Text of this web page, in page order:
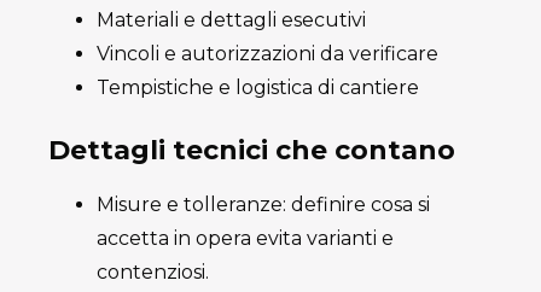
Materiali e dettagli esecutivi
Vincoli e autorizzazioni da verificare
Tempistiche e logistica di cantiere
Dettagli tecnici che contano
Misure e tolleranze: definire cosa si
accetta in opera evita varianti e
contenziosi.